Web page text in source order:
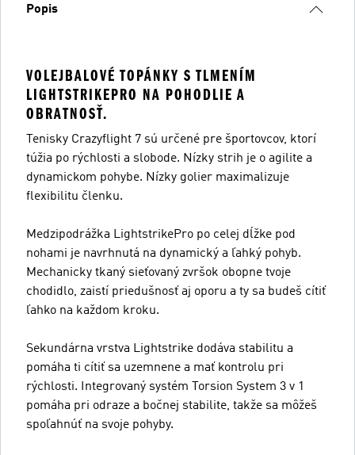
Popis
VOLEJBALOVÉ TOPÁNKY S TLMENÍM
LIGHTSTRIKEPRO NA POHODLIE A
OBRATNOSŤ.
Tenisky Crazyflight 7 sú určené pre športovcov, ktorí
túžia po rýchlosti a slobode. Nízky strih je o agilite a
dynamickom pohybe. Nízky golier maximalizuje
flexibilitu členku.
Medzipodrážka LightstrikePro po celej dĺžke pod
nohami je navrhnutá na dynamický a ľahký pohyb.
Mechanicky tkaný sieťovaný zvršok obopne tvoje
chodidlo, zaistí priedušnosť aj oporu a ty sa budeš cítiť
ľahko na každom kroku.
Sekundárna vrstva Lightstrike dodáva stabilitu a
pomáha ti cítiť sa uzemnene a mať kontrolu pri
rýchlosti. Integrovaný systém Torsion System 3 v 1
pomáha pri odraze a bočnej stabilite, takže sa môžeš
spoľahnúť na svoje pohyby.